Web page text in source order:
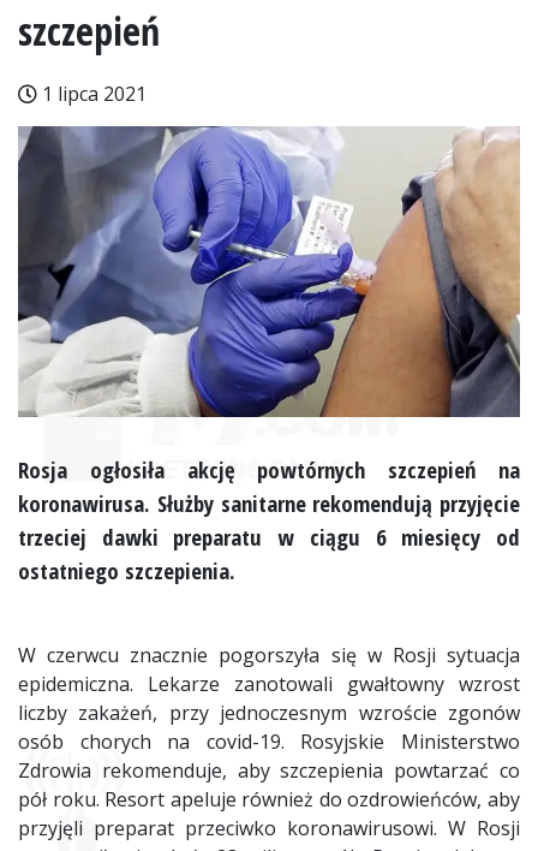
szczepień
1 lipca 2021
Rosja ogłosiła akcję powtórnych szczepień na
koronawirusa. Służby sanitarne rekomendują przyjęcie
trzeciej dawki preparatu w ciągu 6 miesięcy od
ostatniego szczepienia.
W czerwcu znacznie pogorszyła się w Rosji sytuacja
epidemiczna. Lekarze zanotowali gwałtowny wzrost
liczby zakażeń, przy jednoczesnym wzroście zgonów
osób chorych na covid-19. Rosyjskie Ministerstwo
Zdrowia rekomenduje, aby szczepienia powtarzać co
pół roku. Resort apeluje również do ozdrowieńców, aby
przyjęli preparat przeciwko koronawirusowi. W Rosji